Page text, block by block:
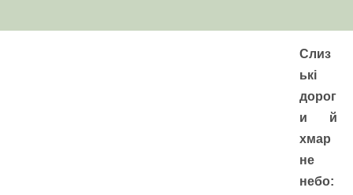
Слиз
ькі
дорог
и й
хмар
не
небо: